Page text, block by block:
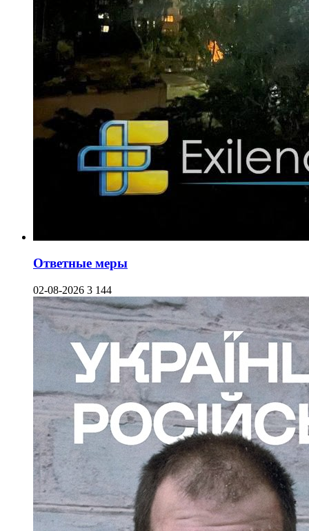
Ответные меры
02-08-2026 3 144